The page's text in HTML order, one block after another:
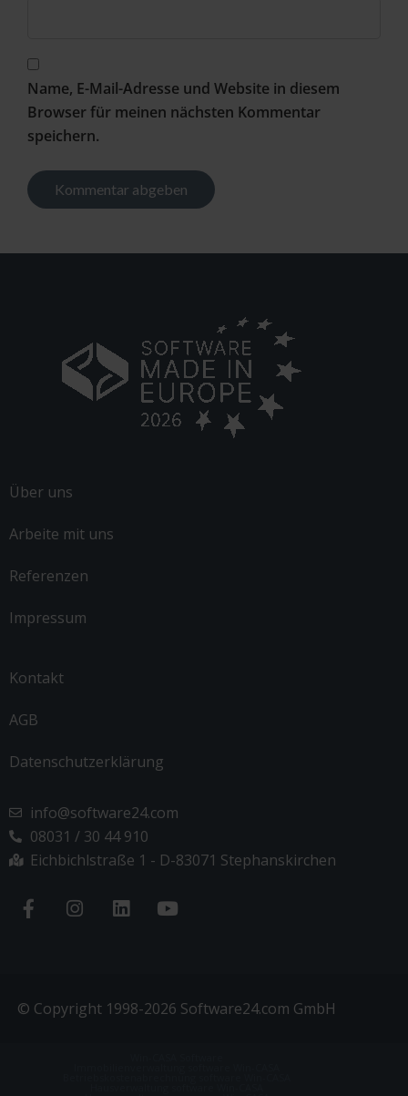
Name, E-Mail-Adresse und Website in diesem
Browser für meinen nächsten Kommentar
speichern.
Über uns
Arbeite mit uns
Referenzen
Impressum
Kontakt
AGB
Datenschutzerklärung
info@software24.com
08031 / 30 44 910
Eichbichlstraße 1 - D-83071 Stephanskirchen
© Copyright 1998-2026 Software24.com GmbH